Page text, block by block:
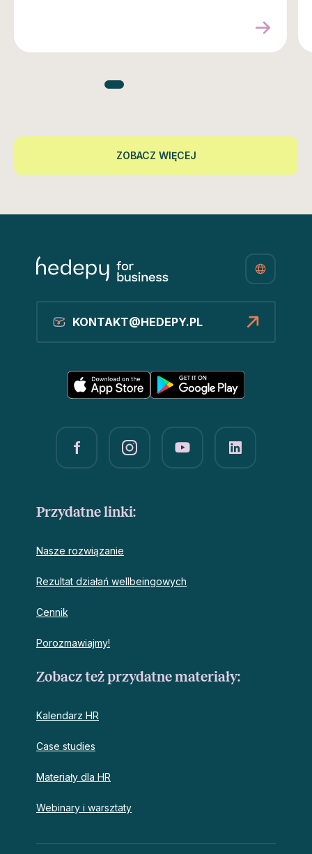
artykule wyjaśniamy, czym jest wellbeing finansowy,
ZOBACZ WIĘCEJ
KONTAKT@HEDEPY.PL
Przydatne linki:
Nasze rozwiązanie
Rezultat działań wellbeingowych
Cennik
Porozmawiajmy!
Zobacz też przydatne materiały:
Kalendarz HR
Case studies
Materiały dla HR
Webinary i warsztaty